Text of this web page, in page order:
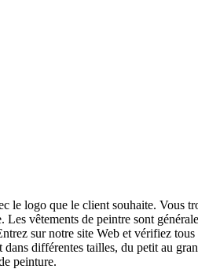
le logo que le client souhaite.
vêtements de peintre sont
sur notre site Web et vérifiez
différentes tailles, du petit au
peinture.